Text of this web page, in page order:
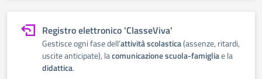
Registro elettronico 'ClasseViva'
Gestisce ogni fase dell’attività scolastica(assenze, ritardi,
uscite anticipate), lacomunicazione scuola-famigliae la
didattica.